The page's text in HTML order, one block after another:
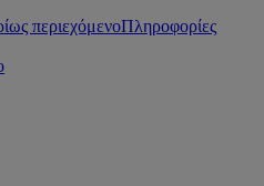
περιεχόμενοΠληροφορίες